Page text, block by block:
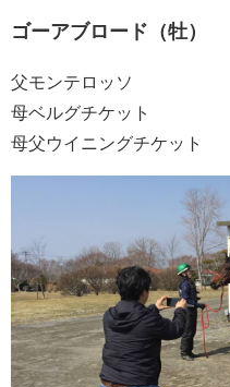
ゴーアブロード（牡）
父モンテロッソ
母ベルグチケット
母父ウイニングチケット